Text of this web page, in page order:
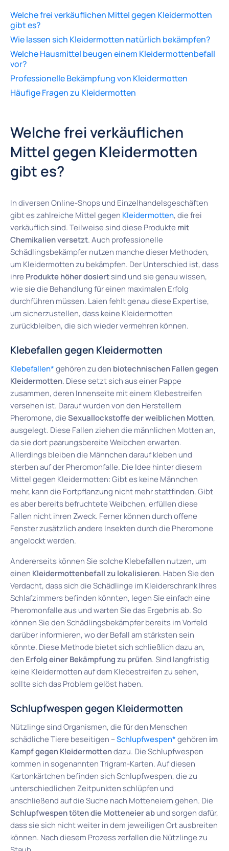
Welche frei verkäuflichen Mittel gegen Kleidermotten
gibt es?
Wie lassen sich Kleidermotten natürlich bekämpfen?
Welche Hausmittel beugen einem Kleidermottenbefall
vor?
Professionelle Bekämpfung von Kleidermotten
Häufige Fragen zu Kleidermotten
Welche frei verkäuflichen
Mittel gegen Kleidermotten
gibt es?
In diversen Online-Shops und Einzelhandelsgeschäften
gibt es zahlreiche Mittel gegen Kleidermotten, die frei
verkäuflich sind. Teilweise sind diese Produkte mit
Chemikalien versetzt. Auch professionelle
Schädlingsbekämpfer nutzen manche dieser Methoden,
um Kleidermotten zu bekämpfen. Der Unterschied ist, dass
ihre Produkte höher dosiertsind und sie genau wissen,
wie sie die Behandlung für einen maximalen Erfolg
durchführen müssen. Laien fehlt genau diese Expertise,
um sicherzustellen, dass keine Kleidermotten
zurückbleiben, die sich wieder vermehren können.
Klebefallen gegen Kleidermotten
Klebefallen*gehören zu den biotechnischen Fallen gegen
Kleidermotten. Diese setzt sich aus einer Pappe
zusammen, deren Innenseite mit einem Klebestreifen
versehen ist. Darauf wurden von den Herstellern
Pheromone, dieSexuallockstoffe der weiblichen Motten,
ausgelegt. Diese Fallen ziehen die männlichen Motten an,
da sie dort paarungsbereite Weibchen erwarten.
Allerdings bleiben die Männchen darauf kleben und
sterben auf der Pheromonfalle. Die Idee hinter diesem
Mittel gegen Kleidermotten: Gibt es keine Männchen
mehr, kann die Fortpflanzung nicht mehr stattfinden. Gibt
es aber bereits befruchtete Weibchen, erfüllen diese
Fallen nicht ihren Zweck. Ferner können durch offene
Fenster zusätzlich andere Insekten durch die Pheromone
angelockt werden.
Andererseits können Sie solche Klebefallen nutzen, um
einen Kleidermottenbefall zu lokalisieren. Haben Sie den
Verdacht, dass sich die Schädlinge im Kleiderschrank Ihres
Schlafzimmers befinden könnten, legen Sie einfach eine
Pheromonfalle aus und warten Sie das Ergebnis ab. So
können Sie den Schädlingsbekämpfer bereits im Vorfeld
darüber informieren, wo der Befall am stärksten sein
könnte. Diese Methode bietet sich schließlich dazu an,
den Erfolg einer Bekämpfung zu prüfen. Sind langfristig
keine Kleidermotten auf dem Klebestreifen zu sehen,
sollte sich das Problem gelöst haben.
Schlupfwespen gegen Kleidermotten
Nützlinge sind Organismen, die für den Menschen
schädliche Tiere beseitigen –Schlupfwespen*gehören im
Kampf gegen Kleidermottendazu. Die Schlupfwespen
kommen in sogenannten Trigram-Karten. Auf diesen
Kartonkärtchen befinden sich Schlupfwespen, die zu
unterschiedlichen Zeitpunkten schlüpfen und
anschließend auf die Suche nach Motteneiern gehen. Die
Schlupfwespen töten die Motteneier abund sorgen dafür,
dass sie sich nicht weiter in dem jeweiligen Ort ausbreiten
können. Nach diesem Prozess zerfallen die Nützlinge zu